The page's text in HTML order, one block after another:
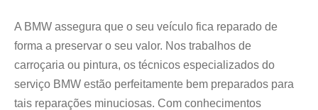
A BMW assegura que o seu veículo fica reparado de
forma a preservar o seu valor. Nos trabalhos de
carroçaria ou pintura, os técnicos especializados do
serviço BMW estão perfeitamente bem preparados para
tais reparações minuciosas. Com conhecimentos